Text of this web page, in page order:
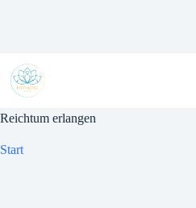
Reichtum erlangen
Start